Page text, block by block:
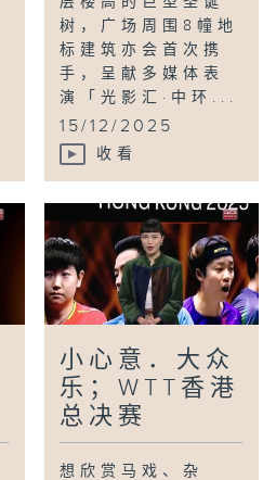
树，广场周围8幢地
标建筑亦会首次携
手，呈献多媒体表
演「光影汇·中环...
15/12/2025
收看
小心意．大众
乐；WTT香港
总决赛
想欣赏马戏、杂